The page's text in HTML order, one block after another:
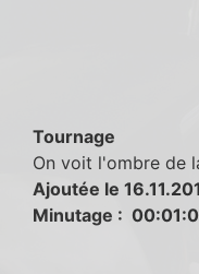
Tournage
On voit l'ombre de
Ajoutée le
Minutage :